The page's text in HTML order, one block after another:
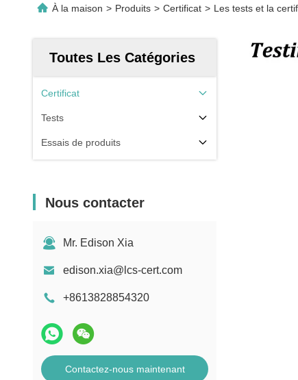
À la maison > Produits > Certificat > Les tests et la
Toutes Les Catégories
Certificat
Tests
Essais de produits
Nous contacter
Mr. Edison Xia
edison.xia@lcs-cert.com
+8613828854320
Contactez-nous maintenant